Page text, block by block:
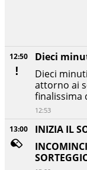
13:00
INIZIA IL
12:50
Dieci
Dieci
attorno ai
finalissima
12:53